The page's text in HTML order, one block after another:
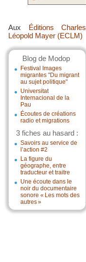
Aux Éditions Charles
Léopold Mayer (ECLM)
Blog de Modop
Festival Images
migrantes "Du migrant
au sujet politique"
Universitat
Internacional de la
Pau
Écoutes de créations
radio et migrations
3 fiches au hasard :
Savoirs au service de
l’action #2
La figure du
géographe, entre
traducteur et traitre
Une écoute dans le
noir du documentaire
sonore « Les mots des
autres »